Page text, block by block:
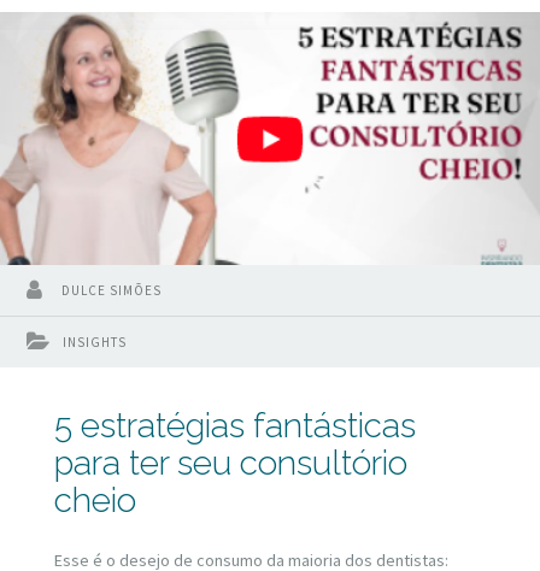
dentistas, que ficam sem clareza de qual é o caminho.
INSIGHTS
DULCE SIMÕES
5 estratégias fantásticas
para ter seu consultório
cheio
Esse é o desejo de consumo da maioria dos dentistas: